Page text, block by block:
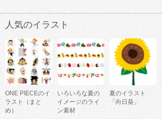
人気のイラスト
ONE PIECEのイ
ラスト（まと
め）
いろいろな夏の
イメージのライ
ン素材
夏のイラスト
「向日葵」